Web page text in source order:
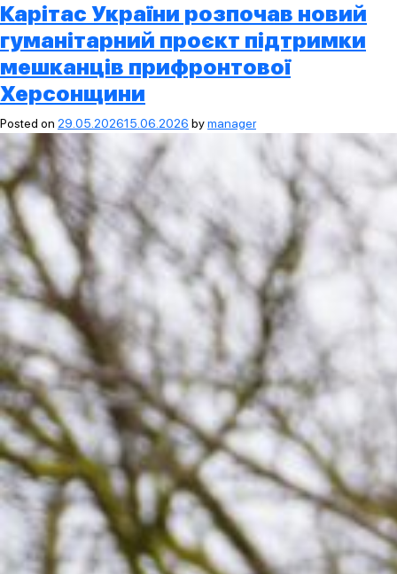
Карітас України розпочав новий
гуманітарний проєкт підтримки
мешканців прифронтової
Херсонщини
Posted on 29.05.202615.06.2026 bymanager